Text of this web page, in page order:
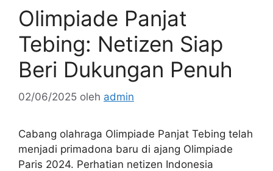
Olimpiade Panjat
Tebing: Netizen Siap
Beri Dukungan Penuh
02/06/2025 oleh admin
Cabang olahraga Olimpiade Panjat Tebing telah
menjadi primadona baru di ajang Olimpiade
Paris 2024. Perhatian netizen Indonesia